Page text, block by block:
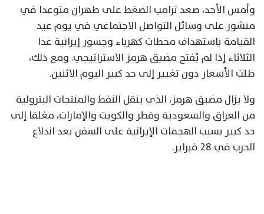
وأمس الأحد، صعد ترامب الضغط على طهران متوعدا في
منشور على وسائل التواصل الاجتماعي في يوم عيد
القيامة باستهداف محطات كهرباء وجسور إيرانية غدا
الثلاثاء إذا لم يُفتح مضيق هرمز الاستراتيجي. ومع ذلك،
ظلت الأسعار دون تغيير إلى حد كبير اليوم الاثنين.
ولا يزال مضيق هرمز، الذي ينقل النفط والمنتجات البترولية
من العراق والسعودية وقطر والكويت والإمارات، مغلقا إلى
حد كبير بسبب الهجمات الإيرانية على السفن بعد اندلاع
الحرب في 28 فبراير.